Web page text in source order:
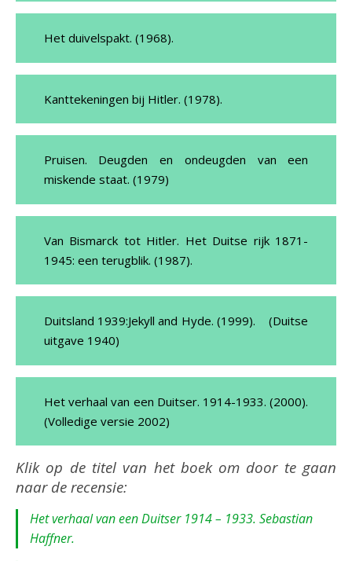
Het duivelspakt. (1968).
Kanttekeningen bij Hitler. (1978).
Pruisen. Deugden en ondeugden van een
miskende staat. (1979)
Van Bismarck tot Hitler. Het Duitse rijk 1871-
1945: een terugblik. (1987).
Duitsland 1939:Jekyll and Hyde. (1999). (Duitse
uitgave 1940)
Het verhaal van een Duitser. 1914-1933. (2000).
(Volledige versie 2002)
Klik op de titel van het boek om door te gaan
naar de recensie:
Het verhaal van een Duitser 1914 – 1933. Sebastian
Haffner.